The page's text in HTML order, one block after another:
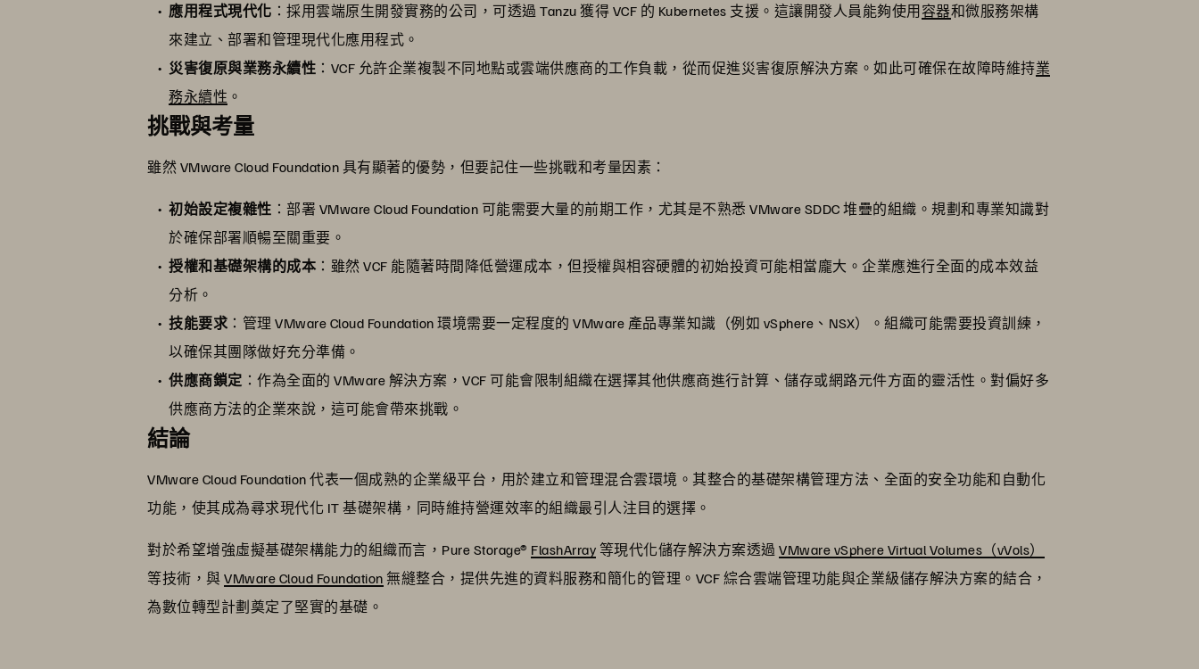
應用程式現代化 ：採用雲端原生開發實務的公司，可透過 Tanzu 獲得 VCF 的 Kubernetes 支援。這讓開發人員能夠使用容器和微服務架構
來建立、部署和管理現代化應用程式。
災害復原與業務永續性 ：VCF 允許企業複製不同地點或雲端供應商的工作負載，從而促進災害復原解決方案。如此可確保在故障時維持業
務永續性 。
挑戰與考量
雖然 VMware Cloud Foundation 具有顯著的優勢，但要記住一些挑戰和考量因素：
初始設定複雜性 ：部署 VMware Cloud Foundation 可能需要大量的前期工作，尤其是不熟悉 VMware SDDC 堆疊的組織。規劃和專業知識對
於確保部署順暢至關重要。
授權和基礎架構的成本 ：雖然 VCF 能隨著時間降低營運成本，但授權與相容硬體的初始投資可能相當龐大。企業應進行全面的成本效益
分析。
技能要求 ：管理 VMware Cloud Foundation 環境需要一定程度的 VMware 產品專業知識（例如 vSphere、NSX）。組織可能需要投資訓練，
以確保其團隊做好充分準備。
供應商鎖定 ：作為全面的 VMware 解決方案，VCF 可能會限制組織在選擇其他供應商進行計算、儲存或網路元件方面的靈活性。對偏好多
供應商方法的企業來說，這可能會帶來挑戰。
結論
VMware Cloud Foundation 代表一個成熟的企業級平台，用於建立和管理混合雲環境。其整合的基礎架構管理方法、全面的安全功能和自動化
功能，使其成為尋求現代化 IT 基礎架構，同時維持營運效率的組織最引人注目的選擇。
對於希望增強虛擬基礎架構能力的組織而言，Pure Storage® FlashArray 等現代化儲存解決方案透過VMware vSphere Virtual Volumes（vVols）
等技術，與VMware Cloud Foundation 無縫整合，提供先進的資料服務和簡化的管理。VCF 綜合雲端管理功能與企業級儲存解決方案的結合，
為數位轉型計劃奠定了堅實的基礎。